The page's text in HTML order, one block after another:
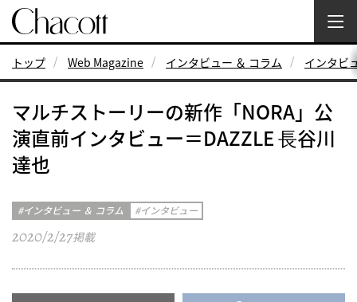
トップ Web Magazine インタビュー ＆ コラム インタビ
マルチストーリーの新作「NORA」公
演直前インタビュー＝DAZZLE ⻑谷川
達也
インタビュー ＆ コラム インタビュー
2020/2/27掲載